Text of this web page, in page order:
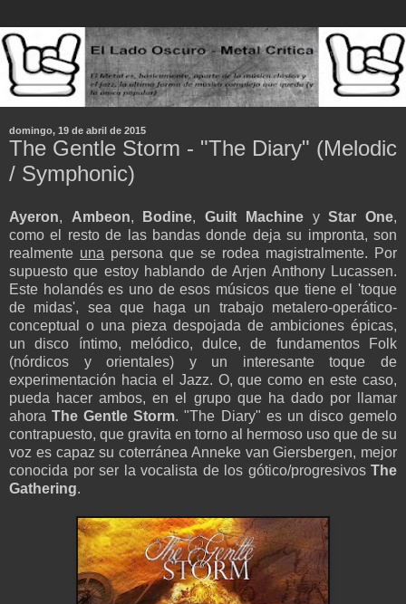
domingo, 19 de abril de 2015
The Gentle Storm - "The Diary" (Melodic
/ Symphonic)
Ayeron, Ambeon, Bodine,Guilt Machine yStar One,
como el resto de las bandas donde deja su impronta, son
realmente una persona que se rodea magistralmente. Por
supuesto que estoy hablando de Arjen Anthony Lucassen.
Este holandés es uno de esos músicos que tiene el 'toque
de midas', sea que haga un trabajo metalero-operático-
conceptual o una pieza despojada de ambiciones épicas,
un disco íntimo, melódico, dulce, de fundamentos Folk
(nórdicos y orientales) y un interesante toque de
experimentación hacia el Jazz. O, que como en este caso,
pueda hacer ambos, en el grupo que ha dado por llamar
ahoraThe Gentle Storm. "The Diary" es un disco gemelo
contrapuesto, que gravita en torno al hermoso uso que de su
voz es capaz su coterránea Anneke van Giersbergen, mejor
conocida por ser la vocalista de los gótico/progresivos The
Gathering.